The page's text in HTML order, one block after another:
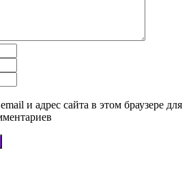
и адрес сайта в этом браузере для